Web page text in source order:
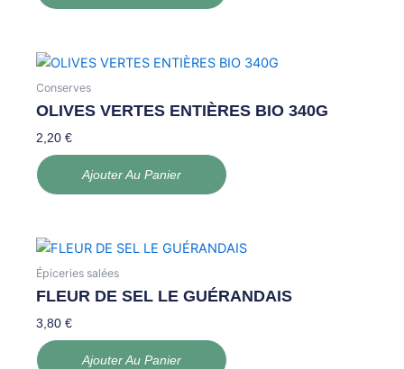
Conserves
OLIVES VERTES ENTIÈRES BIO 340G
2,20€
Ajouter Au Panier
Épiceries salées
FLEUR DE SEL LE GUÉRANDAIS
3,80€
Ajouter Au Panier